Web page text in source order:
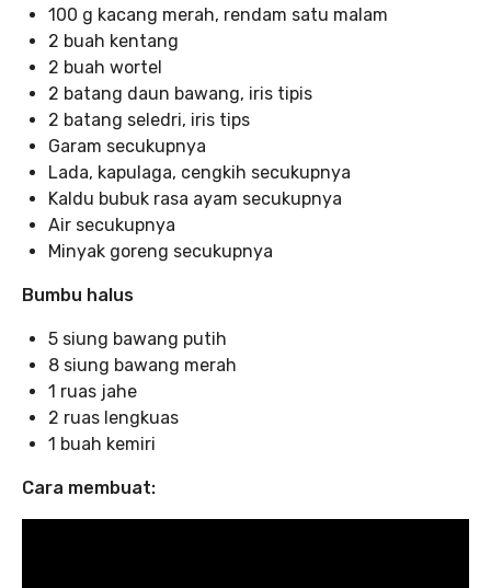
100 g kacang merah, rendam satu malam
2 buah kentang
2 buah wortel
2 batang daun bawang, iris tipis
2 batang seledri, iris tips
Garam secukupnya
Lada, kapulaga, cengkih secukupnya
Kaldu bubuk rasa ayam secukupnya
Air secukupnya
Minyak goreng secukupnya
Bumbu halus
5 siung bawang putih
8 siung bawang merah
1 ruas jahe
2 ruas lengkuas
1 buah kemiri
Cara membuat: